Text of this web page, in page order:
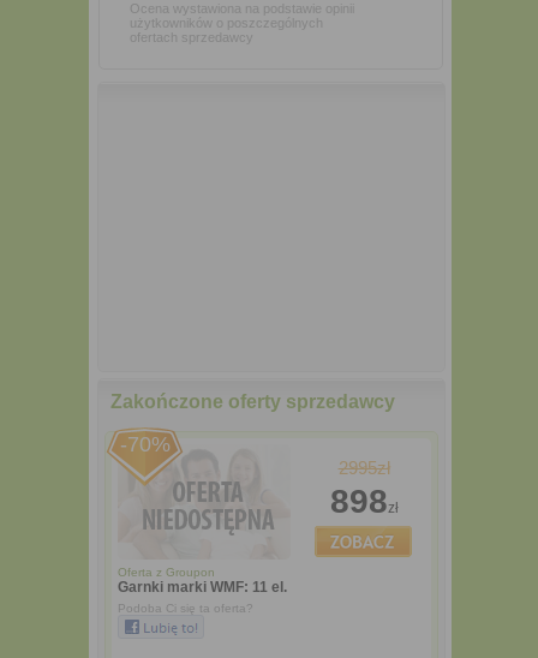
Ocena wystawiona na podstawie opinii
użytkowników o poszczególnych
ofertach sprzedawcy
Zakończone oferty sprzedawcy
-70%
Oferta z Groupon
Garnki marki WMF: 11 el.
Podoba Ci się ta oferta?
2995zł
898zł